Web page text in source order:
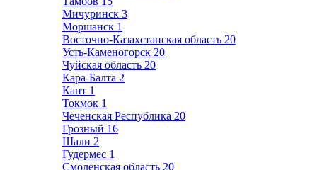
Мичуринск 3
Моршанск 1
Восточно-Казахстанская область 20
Усть-Каменогорск 20
Чуйская область 20
Кара-Балта 2
Кант 1
Токмок 1
Чеченская Республика 20
Грозный 16
Шали 2
Гудермес 1
Смоленская область 20